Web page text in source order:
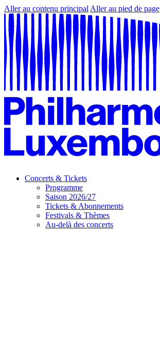
Aller au contenu principal Aller au pied de page
Concerts & Tickets
Programme
Saison 2026/27
Tickets & Abonnements
Festivals & Thèmes
Au-delà des concerts